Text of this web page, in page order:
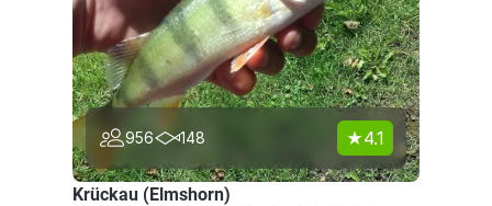
956 148 4.1
Krückau (Elmshorn)